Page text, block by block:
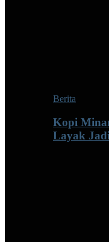
Berita
Kopi
Layak